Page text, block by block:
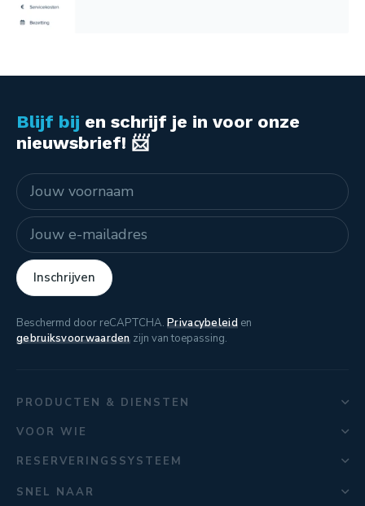
Blijf bij en schrijf je in voor onze
nieuwsbrief! 📨
Naam
E-mailadres
Inschrijven
Beschermd door reCAPTCHA. Privacybeleiden
gebruiksvoorwaardenzijn van toepassing.
PRODUCTEN & DIENSTEN
VOOR WIE
RESERVERINGSSYSTEEM
SNEL NAAR